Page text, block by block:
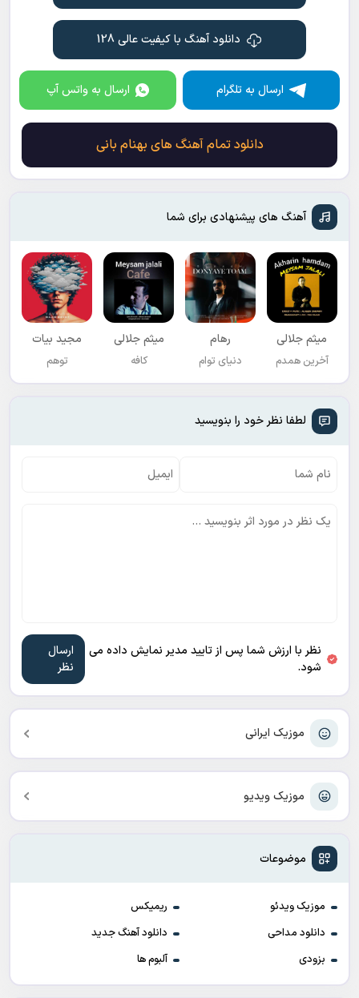
موزیک ایرانی
موزیک ویدیو
موضوعات
موزیک ویدئو
ریمیکس
دانلود مداحی
دانلود آهنگ جدید
بزودی
آلبوم ها
دانلود آهنگ با کیفیت عالی 128
ارسال به تلگرام ارسال به واتس آپ
دانلود تمام آهنگ های بهنام بانی
آهنگ های پیشنهادی برای شما
میثم جلالی
آخرین همدم
رهام
دنیای توام
میثم جلالی
کافه
مجید بیات
توهم
لطفا نظر خود را بنویسید
نظر با ارزش شما پس از تایید مدیر نمایش داده می
شود.